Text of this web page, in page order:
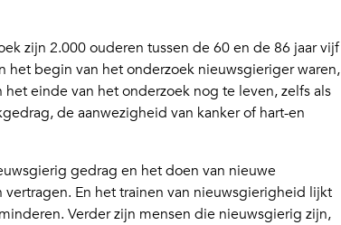
zijn 2.000 ouderen tussen de 60 en de 86 jaar vijf
het begin van het onderzoek nieuwsgieriger waren,
einde van het onderzoek nog te leven, zelfs als
de aanwezigheid van kanker of hart-en
gedrag en het doen van nieuwe
En het trainen van nieuwsgierigheid lijkt
Verder zijn mensen die nieuwsgierig zijn,